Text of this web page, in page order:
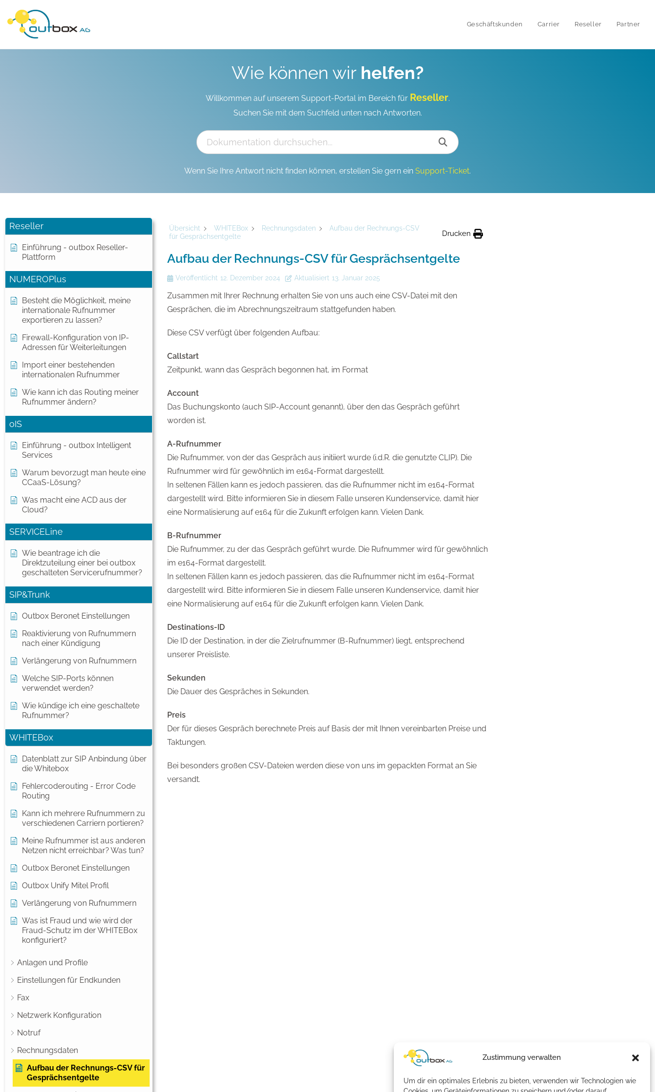
Zustimmung verwalten
Um dir ein optimales Erlebnis zu bieten, verwenden wir Technologien wie
Geschäftskunden Carrier Reseller Partner
Wie können wir helfen?
Willkommen auf unserem Support-Portal im Bereich für Reseller.
Suchen Sie mit dem Suchfeld unten nach Antworten.
Wenn Sie Ihre Antwort nicht finden können, erstellen Sie gern ein Support-Ticket.
Reseller
Einführung - outbox Reseller-
Plattform
NUMEROPlus
Besteht die Möglichkeit, meine
internationale Rufnummer
exportieren zu lassen?
Firewall-Konfiguration von IP-
Adressen für Weiterleitungen
Import einer bestehenden
internationalen Rufnummer
Wie kann ich das Routing meiner
Rufnummer ändern?
oIS
Einführung - outbox Intelligent
Services
Warum bevorzugt man heute eine
CCaaS-Lösung?
Was macht eine ACD aus der
Cloud?
SERVICELine
Wie beantrage ich die
Direktzuteilung einer bei outbox
geschalteten Servicerufnummer?
SIP&Trunk
Outbox Beronet Einstellungen
Reaktivierung von Rufnummern
nach einer Kündigung
Verlängerung von Rufnummern
Welche SIP-Ports können
verwendet werden?
Wie kündige ich eine geschaltete
Rufnummer?
WHITEBox
Datenblatt zur SIP Anbindung über
die Whitebox
Fehlercoderouting - Error Code
Routing
Kann ich mehrere Rufnummern zu
verschiedenen Carriern portieren?
Meine Rufnummer ist aus anderen
Netzen nicht erreichbar? Was tun?
Outbox Beronet Einstellungen
Outbox Unify Mitel Profil
Verlängerung von Rufnummern
Was ist Fraud und wie wird der
Fraud-Schutz im der WHITEBox
konfiguriert?
Anlagen und Profile
Einstellungen für Endkunden
Fax
Netzwerk Konfiguration
Notruf
Rechnungsdaten
Aufbau der Rechnungs-CSV für
Gesprächsentgelte
Übersicht WHITEBox Rechnungsdaten
Aufbau der Rechnungs-CSV
für Gesprächsentgelte
Drucken
Aufbau der Rechnungs-CSV für Gesprächsentgelte
Veröffentlicht 12. Dezember 2024 Aktualisiert 13. Januar 2025
Zusammen mit Ihrer Rechnung erhalten Sie von uns auch eine CSV-Datei mit den
Gesprächen, die im Abrechnungszeitraum stattgefunden haben.
Diese CSV verfügt über folgenden Aufbau:
Callstart
Zeitpunkt, wann das Gespräch begonnen hat, im Format
Account
Das Buchungskonto (auch SIP-Account genannt), über den das Gespräch geführt
worden ist.
A-Rufnummer
Die Rufnummer, von der das Gespräch aus initiiert wurde (i.d.R. die genutzte CLIP). Die
Rufnummer wird für gewöhnlich im e164-Format dargestellt.
In seltenen Fällen kann es jedoch passieren, das die Rufnummer nicht im e164-Format
dargestellt wird. Bitte informieren Sie in diesem Falle unseren Kundenservice, damit hier
eine Normalisierung auf e164 für die Zukunft erfolgen kann. Vielen Dank.
B-Rufnummer
Die Rufnummer, zu der das Gespräch geführt wurde. Die Rufnummer wird für gewöhnlich
im e164-Format dargestellt.
In seltenen Fällen kann es jedoch passieren, das die Rufnummer nicht im e164-Format
dargestellt wird. Bitte informieren Sie in diesem Falle unseren Kundenservice, damit hier
eine Normalisierung auf e164 für die Zukunft erfolgen kann. Vielen Dank.
Destinations-ID
Die ID der Destination, in der die Zielrufnummer (B-Rufnummer) liegt, entsprechend
unserer Preisliste.
Sekunden
Die Dauer des Gespräches in Sekunden.
Preis
Der für dieses Gespräch berechnete Preis auf Basis der mit Ihnen vereinbarten Preise und
Taktungen.
Bei besonders großen CSV-Dateien werden diese von uns im gepackten Format an Sie
versandt.